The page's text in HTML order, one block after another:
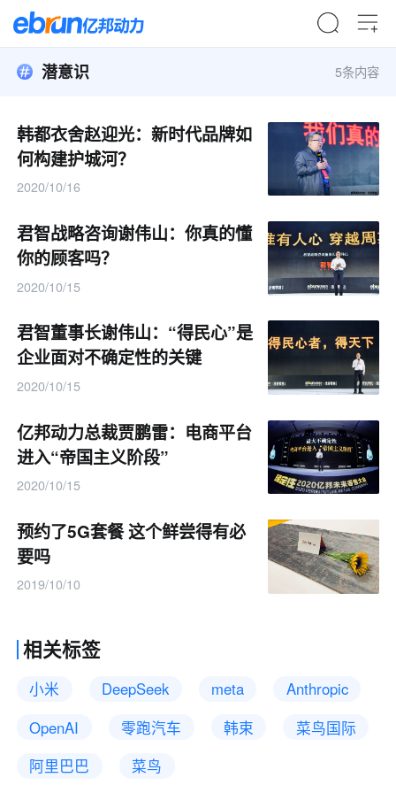
潜意识 5条内容
韩都衣舍赵迎光：新时代品牌如
何构建护城河？
2020/10/16
君智战略咨询谢伟山：你真的懂
你的顾客吗？
2020/10/15
君智董事长谢伟山：“得民心”是
企业面对不确定性的关键
2020/10/15
亿邦动力总裁贾鹏雷：电商平台
进入“帝国主义阶段”
2020/10/15
预约了5G套餐 这个鲜尝得有必
要吗
2019/10/10
相关标签
小米 DeepSeek meta
Anthropic
OpenAI
零跑汽车 韩束
菜鸟国际
阿里巴巴
菜鸟